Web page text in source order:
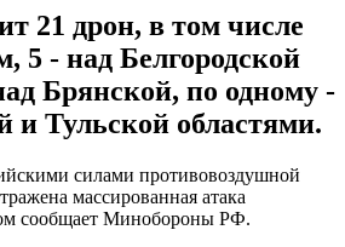
21 дрон, в том числе
5 - над Белгородской
Брянской, по одному -
и Тульской областями.
силами противовоздушной
массированная атака
сообщает Минобороны РФ.